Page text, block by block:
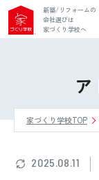
新築/リフォームの
会社選びは
家づくり学校へ
家づくり学校TOP
2025.08.11